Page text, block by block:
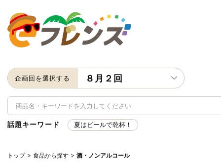
企画回を選択する ８月２回
話題キーワード 夏はビールで乾杯！
トップ 食品から探す 酒・ノンアルコール